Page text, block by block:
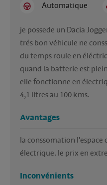
Automatique
je possede un Dacia
trés bon véhicule ne
du temps roule en
quand la batterie est
elle fonctionne en
4,1 litres au 100 kms.
Avantages
la conssomation l'espace
électrique. le prix en
Inconvénients